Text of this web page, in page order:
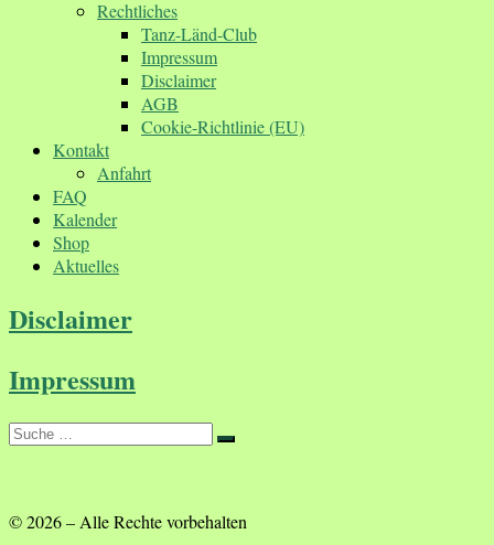
Rechtliches
Tanz-Länd-Club
Impressum
Disclaimer
AGB
Cookie-Richtlinie (EU)
Kontakt
Anfahrt
FAQ
Kalender
Shop
Aktuelles
Disclaimer
Impressum
Suche
Suche
© 2026– Alle Rechte vorbehalten